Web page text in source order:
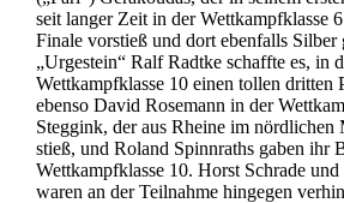
seit langer Zeit in der Wettkampfklasse
Finale vorstieß und dort ebenfalls
„Urgestein“ Ralf Radtke schaffte es, in
Wettkampfklasse 10 einen tollen dritten
ebenso David Rosemann in der
Steggink, der aus Rheine im nördlichen
stieß, und Roland Spinnraths gaben ihr
Wettkampfklasse 10. Horst Schrade und
waren an der Teilnahme hingegen